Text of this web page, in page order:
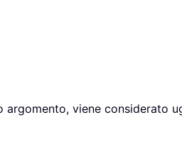
argomento, viene considerato